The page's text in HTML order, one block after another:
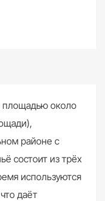
площадью около
районе с
состоит из трёх
используются
даёт